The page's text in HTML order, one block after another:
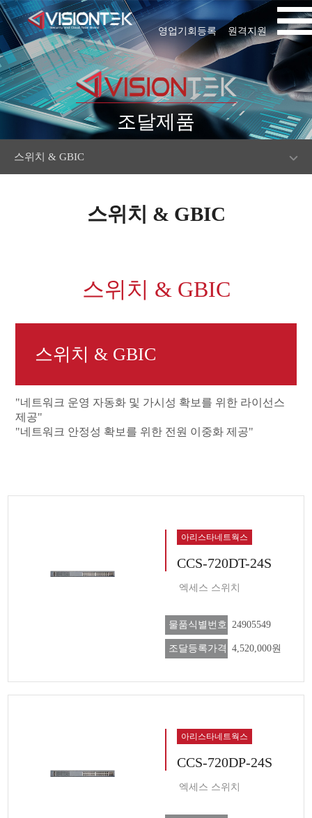
원격지원
영업기회등록
조달제품
스위치 & GBIC
스위치 & GBIC
스위치 & GBIC
스위치 & GBIC
"네트워크 운영 자동화 및 가시성 확보를 위한 라이선스
제공"
"네트워크 안정성 확보를 위한 전원 이중화 제공"
아리스타네트웍스
CCS-720DT-24S
엑세스 스위치
물품식별번호 24905549
조달등록가격 4,520,000원
아리스타네트웍스
CCS-720DP-24S
엑세스 스위치